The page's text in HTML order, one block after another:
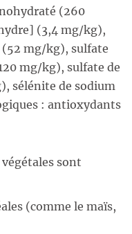
(260
(3,4 mg/kg),
mg/kg), sulfate
mg/kg), sulfate de
sélénite de sodium
: antioxydants
sont
(comme le maïs,